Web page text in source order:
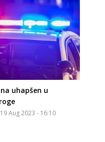
uhapšen u
Aug 2023 - 16:10